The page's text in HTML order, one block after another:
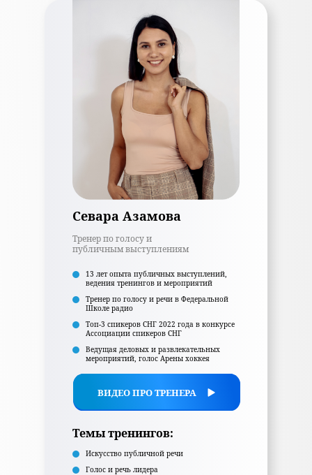
Севара Азамова
Тренер по голосу и
публичным выступлениям
13 лет опыта публичных выступлений,
ведения тренингов и мероприятий
Темы тренингов:
Искусство публичной речи
Голос и речь лидера
Тренер по голосу и речи в Федеральной
Школе радио
Топ-3 спикеров СНГ 2022 года в конкурсе
Ассоциации спикеров СНГ
Ведущая деловых и развлекательных
мероприятий, голос Арены хоккея
ВИДЕО ПРО ТРЕНЕРА